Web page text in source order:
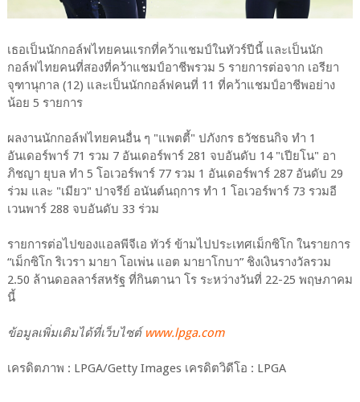
เธอเป็นนักกอล์ฟไทยคนแรกที่คว้าแชมป์ในทัวร์ปีนี้ และเป็นนัก
กอล์ฟไทยคนที่สองที่คว้าแชมป์อาชีพรวม 5 รายการต่อจาก เอรียา
จุฑานุกาล (12) และเป็นนักกอล์ฟคนที่ 11 ที่คว้าแชมป์อาชีพอย่าง
น้อย 5 รายการ
ผลงานนักกอล์ฟไทยคนอื่น ๆ "แพตตี้" ปภังกร ธวัชธนกิจ ทำ 1
อันเดอร์พาร์ 71 รวม 7 อันเดอร์พาร์ 281 จบอันดับ 14 "เปียโน" อา
ภิชญา ยุบล ทำ 5 โอเวอร์พาร์ 77 รวม 1 อันเดอร์พาร์ 287 อันดับ 29
ร่วม และ "เมียว" ปาจรีย์ อนันต์นฤการ ทำ 1 โอเวอร์พาร์ 73 รวมอี
เวนพาร์ 288 จบอันดับ 33 ร่วม
รายการต่อไปของแอลพีจีเอ ทัวร์ ข้ามไปประเทศเม็กซิโก ในรายการ
“เม็กซิโก ริเวรา มายา โอเพ่น แอต มายาโกบา” ชิงเงินรางวัลรวม
2.50 ล้านดอลลาร์สหรัฐ ที่กินตานา โร ระหว่างวันที่ 22-25 พฤษภาคม
นี้
ข้อมูลเพิ่มเติมได้ที่เว็บไซต์ www.lpga.com
เครดิตภาพ : LPGA/Getty Images เครดิตวิดีโอ : LPGA